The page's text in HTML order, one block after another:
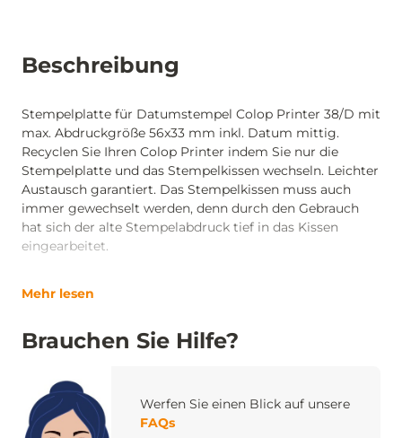
Beschreibung
Stempelplatte für Datumstempel Colop Printer 38/D mit
max. Abdruckgröße 56x33 mm inkl. Datum mittig.
Recyclen Sie Ihren Colop Printer indem Sie nur die
Stempelplatte und das Stempelkissen wechseln. Leichter
Austausch garantiert. Das Stempelkissen muss auch
immer gewechselt werden, denn durch den Gebrauch
hat sich der alte Stempelabdruck tief in das Kissen
eingearbeitet.
Mehr lesen
Brauchen Sie Hilfe?
Werfen Sie einen Blick auf unsere
FAQs